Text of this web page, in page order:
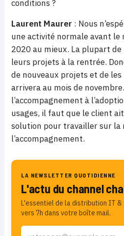
conditions ?
Laurent Maurer : Nous
une activité normale avant le
2020 au mieux. La plupart
leurs projets à la rentrée.
de nouveaux projets et de
arrivera au mois de
l’accompagnement à
usages, il faut que le client
solution pour travailler sur la
l’accompagnement.
LA NEWSLETTER QUOTIDIENNE
L'actu du channel
L'essentiel de la distribution IT
vers 7h dans votre boîte mail.